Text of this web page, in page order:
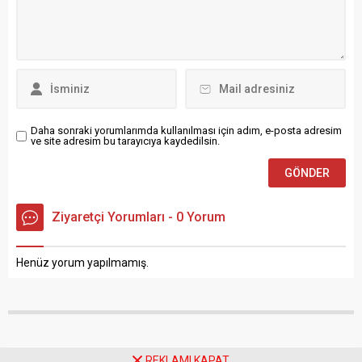
Tayyip Erdoğan Kültür
bağlama,...
Daha sonraki yorumlarımda kullanılması için adım, e-posta adresim
ve site adresim bu tarayıcıya kaydedilsin.
Ziyaretçi Yorumları - 0 Yorum
Henüz yorum yapılmamış.